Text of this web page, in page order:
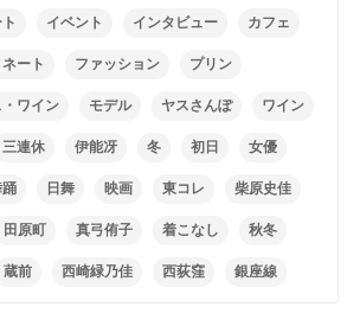
イベント インタビュー カフェ
ート ファッション プリン
・ワイン モデル ヤスさんぽ ワイン
三連休 伊能冴 冬 初日 女優
踊 日舞 映画 東コレ 柴原史佳
田原町 真弓侑子 着こなし 秋冬
蔵前 西崎緑乃佳 西荻窪 銀座線